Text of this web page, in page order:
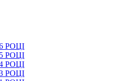
РОЦІ
РОЦІ
РОЦІ
РОЦІ